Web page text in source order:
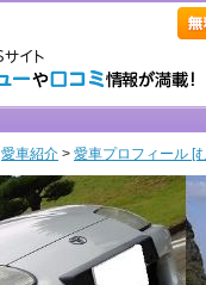
愛車紹介 > 愛車プロフィール [